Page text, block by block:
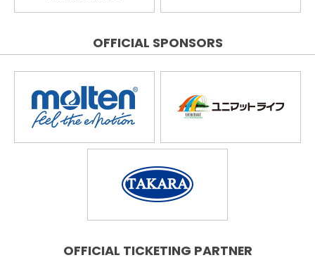
OFFICIAL SPONSORS
OFFICIAL TICKETING PARTNER